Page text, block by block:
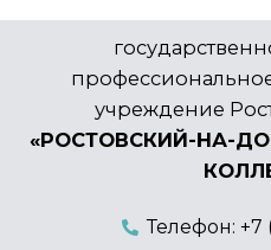
учреждение
«РОСТОВСКИЙ-НА-
Телефон: +7